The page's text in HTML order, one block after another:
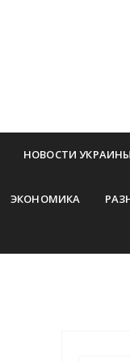
НОВОСТИ УКРАИНЫ
ЭКОНОМИКА